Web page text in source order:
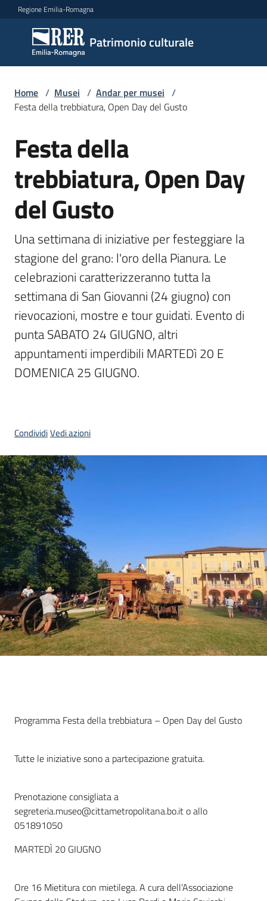
Vai al contenuto
Vai alla navigazione
Vai al footer
Regione Emilia-Romagna
Patrimonio culturale
Patrimonio
culturale
Argomenti
Novità
Servizi
Leggi
Atti
Bandi
Piani
Programmi
Progetti
Guglielmi
Seguici
su
Home / Musei / Andar per musei /
Festa della trebbiatura, Open Day del Gusto
Salta al contenuto
Festa della
trebbiatura, Open Day
del Gusto
Una settimana di iniziative per festeggiare la
stagione del grano: l'oro della Pianura. Le
celebrazioni caratterizzeranno tutta la
settimana di San Giovanni (24 giugno) con
rievocazioni, mostre e tour guidati. Evento di
punta SABATO 24 GIUGNO, altri
appuntamenti imperdibili MARTEDì 20 E
DOMENICA 25 GIUGNO.
CondividiVedi azioni
Cos'è
Programma Festa della trebbiatura – Open Day del Gusto
Tutte le iniziative sono a partecipazione gratuita.
Prenotazione consigliata a
segreteria.museo@cittametropolitana.bo.it o allo
051891050
MARTEDÌ 20 GIUGNO
Ore 16 Mietitura con mietilega. A cura dell’Associazione